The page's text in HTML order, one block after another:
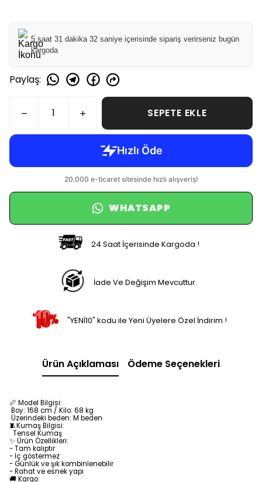
5 saat 31 dakika 31 saniye içerisinde sipariş verirseniz bugün
kargoda
Boy: 168 cm / Kilo: 68 kg
Üzerindeki beden: M beden
🧵Kumaş Bilgisi:
TenselKumaş
✨ Ürün Özellikleri:
- Tam kalıptır
- İç göstermez
- Günlük ve şık kombinlenebilir
- Rahat ve esnek yapı
🚚 Kargo:
Saat 12.00’dan önce sipariş oluşturursanız aynı gün,